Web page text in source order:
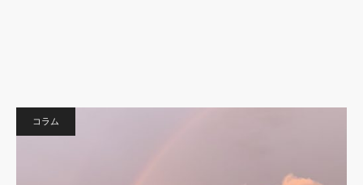
コラム